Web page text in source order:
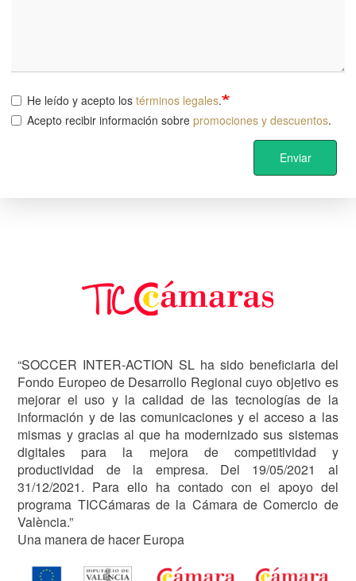
He leído y acepto los términos legales.
Acepto recibir información sobre promociones y descuentos.
Enviar
“SOCCER INTER-ACTION SL ha sido beneficiaria del
Fondo Europeo de Desarrollo Regional cuyo objetivo es
mejorar el uso y la calidad de las tecnologías de la
información y de las comunicaciones y el acceso a las
mismas y gracias al que ha modernizado sus sistemas
digitales para la mejora de competitividad y
productividad de la empresa. Del 19/05/2021 al
31/12/2021. Para ello ha contado con el apoyo del
programa TICCámaras de la Cámara de Comercio de
València.”
Una manera de hacer Europa
Image